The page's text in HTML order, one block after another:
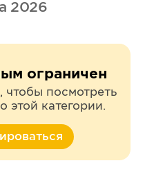
2026
ограничен
чтобы посмотреть
этой категории.